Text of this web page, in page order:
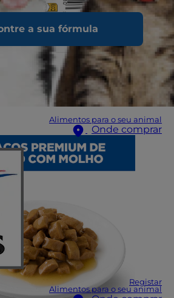
a sua fórmula
Alimentos para o seu animal
Onde comprar
Registar
Alimentos para o seu animal